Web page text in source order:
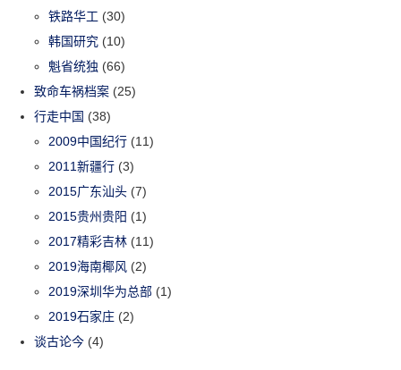
铁路华工 (30)
韩国研究 (10)
魁省统独 (66)
致命车祸档案 (25)
行走中国 (38)
2009中国纪行 (11)
2011新疆行 (3)
2015广东汕头 (7)
2015贵州贵阳 (1)
2017精彩吉林 (11)
2019海南椰风 (2)
2019深圳华为总部 (1)
2019石家庄 (2)
谈古论今 (4)